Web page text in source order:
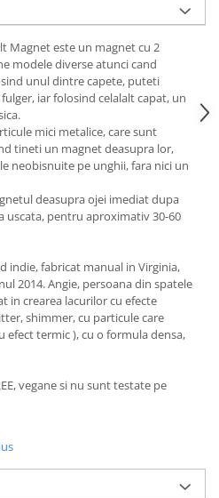
Magnet este un magnet cu 2
modele diverse atunci cand
unul dintre capete, puteti
iar folosind celalalt capat, un
mici metalice, care sunt
tineti un magnet deasupra lor,
neobisnuite pe unghii, fara nici un
deasupra ojei imediat dupa
uscata, pentru aproximativ 30-60
indie, fabricat manual in Virginia,
2014. Angie, persoana din spatele
in crearea lacurilor cu efecte
shimmer, cu particule care
efect termic ), cu o formula densa,
vegane si nu sunt testate pe